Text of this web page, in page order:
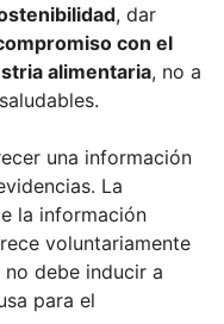
, dar
con el
alimentaria, no a
una información
La
la información
voluntariamente
debe inducir a
para el